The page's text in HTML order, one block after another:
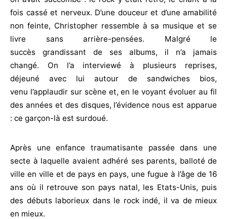
fois cassé et nerveux. D’une douceur et d’une amabilité
non feinte, Christopher ressemble à sa musique et se
livre sans arrière-pensées. Malgré le
succès grandissant de ses albums, il n’a jamais
changé. On l’a interviewé à plusieurs reprises,
déjeuné avec lui autour de sandwiches bios,
venu l’applaudir sur scène et, en le voyant évoluer au fil
des années et des disques, l’évidence nous est apparue
: ce garçon-là est surdoué.
Après une enfance traumatisante passée dans une
secte à laquelle avaient adhéré ses parents, balloté de
ville en ville et de pays en pays, une fugue à l’âge de 16
ans où il retrouve son pays natal, les Etats-Unis, puis
des débuts laborieux dans le rock indé, il va de mieux
en mieux.